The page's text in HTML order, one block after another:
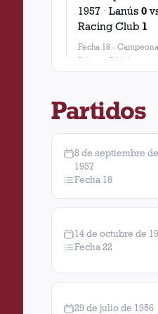
1957 · Lanús 0
Racing Club 1
Fecha 18 -
Primera Division
Partidos
8 de septiembre de
1957
Fecha 18
14 de octubre de
Fecha 22
29 de julio de 1956